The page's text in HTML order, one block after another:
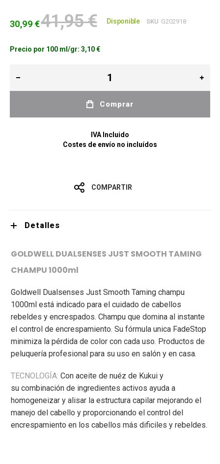
30,99 €41,95 € Disponible SKU G202918
Precio por 100 ml/gr: 3,10 €
Comprar
IVA Incluido
Costes de envío no incluídos
COMPARTIR
Detalles
GOLDWELL DUALSENSES JUST SMOOTH TAMING
CHAMPU 1000ml
Goldwell Dualsenses Just Smooth Taming champu
1000ml está indicado para el cuidado de cabellos
rebeldes y encrespados. Champu que domina al instante
el control de encrespamiento. Su fórmula unica FadeStop
minimiza la pérdida de color con cada uso. Productos de
peluquería profesional para su uso en salón y en casa.
TECNOLOGÍA: Con aceite de nuéz de Kukui y
su combinación de ingredientes activos ayuda a
homogeneizar y alisar la estructura capilar mejorando el
manejo del cabello y proporcionando el control del
encrespamiento en los cabellos más dificiles y rebeldes.